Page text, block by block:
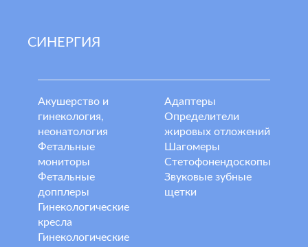
СИНЕРГИЯ
Акушерство и
гинекология,
неонатология
Фетальные
мониторы
Фетальные
допплеры
Гинекологические
кресла
Гинекологические
Адаптеры
Определители
жировых отложений
Шагомеры
Стетофонендоскопы
Звуковые зубные
щетки